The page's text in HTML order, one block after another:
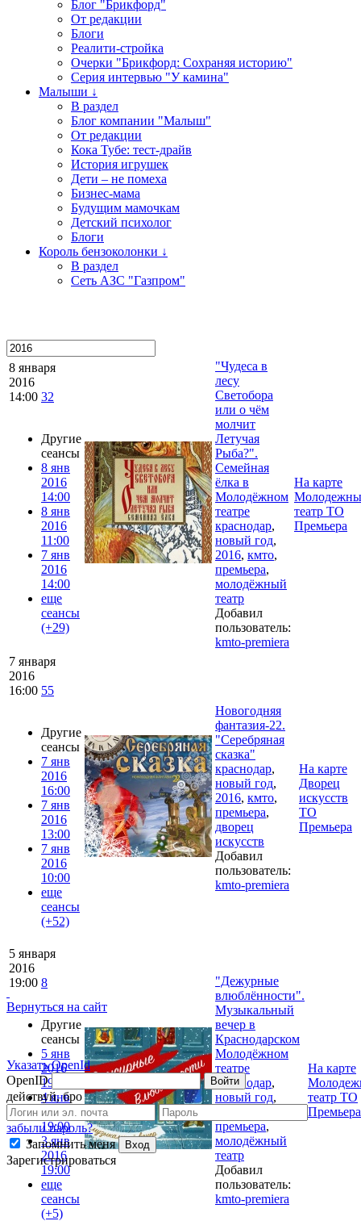
Вернуться на сайт
Указать OpenId
OpenID
Войти
действуй, бро
забыли пароль?
Запомнить меня
Вход
Зарегистрироваться
Блог "Брикфорд"
От редакции
Блоги
Реалити-стройка
Очерки "Брикфорд: Сохраняя историю"
Серия интервью "У камина"
Малыши ↓
В раздел
Блог компании "Малыш"
От редакции
Кока Тубе: тест-драйв
История игрушек
Дети – не помеха
Бизнес-мама
Будущим мамочкам
Детский психолог
Блоги
Король бензоколонки ↓
В раздел
Сеть АЗС "Газпром"
8 января
2016
14:00 32
Другие
сеансы
8 янв
2016
14:00
8 янв
2016
11:00
7 янв
2016
14:00
еще
сеансы
(+29)
"Чудеса в
лесу
Светобора
или о чём
молчит
Летучая
Рыба?".
Семейная
ёлка в
Молодёжном
театре
краснодар,
новый год,
2016, кмто,
премьера,
молодёжный
театр
Добавил
пользователь:
kmto-premiera
На карте
театр ТО
Премьера
7 января
2016
16:00 55
Другие
сеансы
7 янв
2016
16:00
7 янв
2016
13:00
7 янв
2016
10:00
еще
сеансы
(+52)
Новогодняя
фантазия-22.
"Серебряная
сказка"
краснодар,
новый год,
2016, кмто,
премьера,
дворец
искусств
Добавил
пользователь:
kmto-premiera
На карте
Дворец
искусств
ТО
Премьера
5 января
2016
19:00 8
Другие
сеансы
5 янв
2016
19:00
4 янв
2016
19:00
3 янв
2016
19:00
еще
сеансы
(+5)
"Дежурные
влюблённости".
Музыкальный
вечер в
Краснодарском
Молодёжном
театре
краснодар,
новый год,
премьера,
молодёжный
театр
Добавил
пользователь:
kmto-premiera
На карте
театр ТО
Премьера